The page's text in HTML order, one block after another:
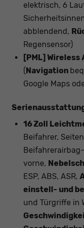
elektrisch, 6
abblendend,
Regensensor)
[PML] Wireless
( Navigation
Google Maps
16 Zoll
Beifahrer,
vorne,
ESP, ABS, ASR,
einstell- und
und Türgriffe in